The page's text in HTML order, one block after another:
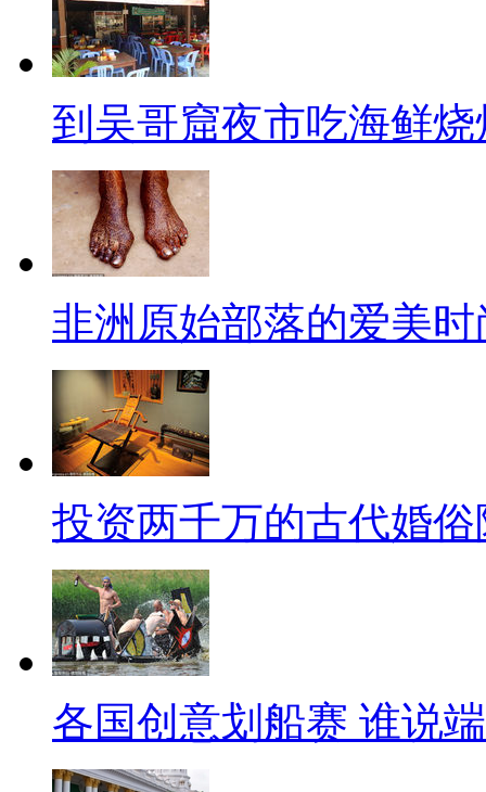
到吴哥窟夜市吃海鲜烧
非洲原始部落的爱美时
投资两千万的古代婚
各国创意划船赛 谁说